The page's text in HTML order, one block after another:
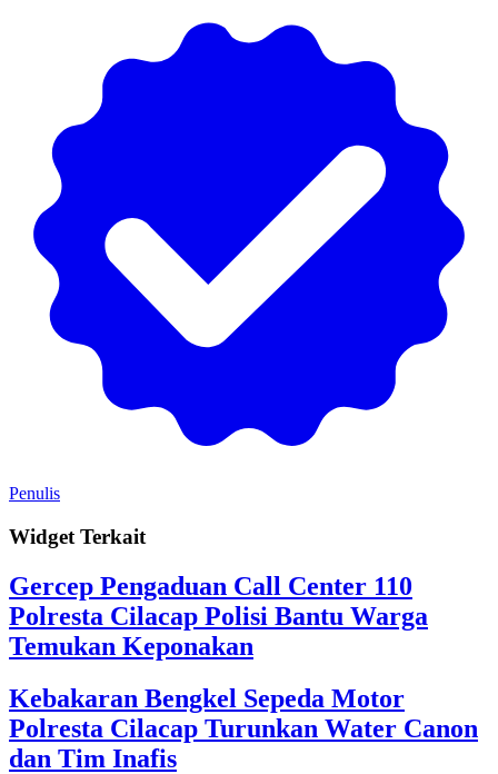
Penulis
Widget Terkait
Gercep Pengaduan Call Center 110
Polresta Cilacap Polisi Bantu Warga
Temukan Keponakan
Kebakaran Bengkel Sepeda Motor
Polresta Cilacap Turunkan Water Canon
dan Tim Inafis